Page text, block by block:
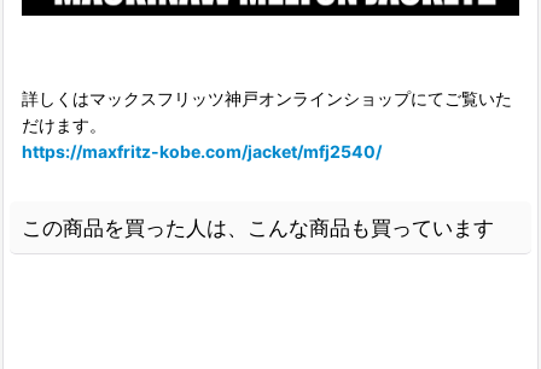
詳しくはマックスフリッツ神戸オンラインショップにてご覧いた
だけます。
https://maxfritz-kobe.com/jacket/mfj2540/
この商品を買った人は、こんな商品も買っています